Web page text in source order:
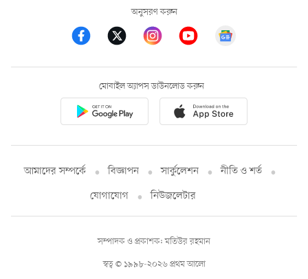
অনুসরণ করুন
মোবাইল অ্যাপস ডাউনলোড করুন
আমাদের সম্পর্কে বিজ্ঞাপন সার্কুলেশন
নীতি ও শর্ত
যোগাযোগ
নিউজলেটার
স্বত্ব © ১৯৯৮-২০২৬ প্রথম আলো
সম্পাদক ও প্রকাশক: মতিউর রহমান